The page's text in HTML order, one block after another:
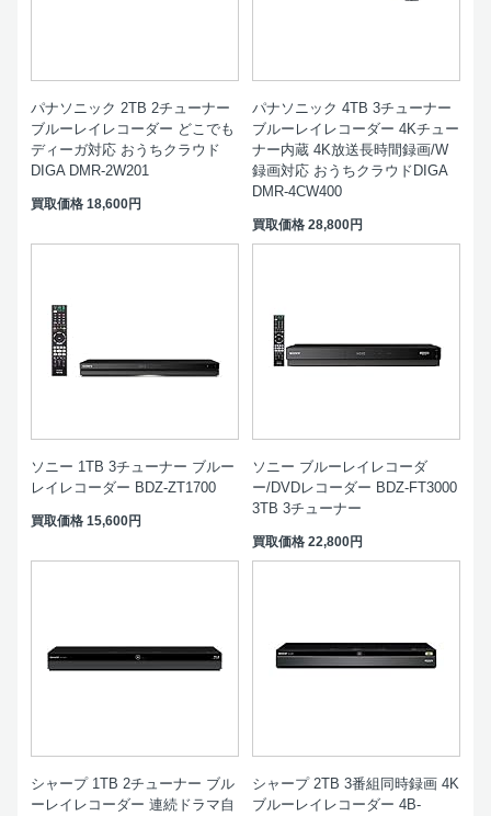
パナソニック 2TB 2チューナー
ブルーレイレコーダー どこでも
ディーガ対応 おうちクラウド
DIGA DMR-2W201
買取価格 18,600円
パナソニック 4TB 3チューナー
ブルーレイレコーダー 4Kチュー
ナー内蔵 4K放送長時間録画/W
録画対応 おうちクラウドDIGA
DMR-4CW400
買取価格28,800円
ソニー 1TB 3チューナー ブルー
レイレコーダー BDZ-ZT1700
買取価格 15,600円
ソニー ブルーレイレコーダ
ー/DVDレコーダー BDZ-FT3000
3TB 3チューナー
買取価格22,800円
シャープ 1TB 2チューナー ブル
ーレイレコーダー 連続ドラマ自
シャープ 2TB 3番組同時録画 4K
ブルーレイレコーダー 4B-